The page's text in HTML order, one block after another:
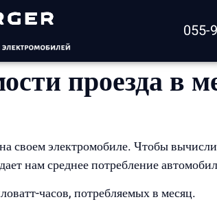
055-
проезда в
электромобиле. Чтобы
нам среднее потребление
часов, потребляемых в месяц.